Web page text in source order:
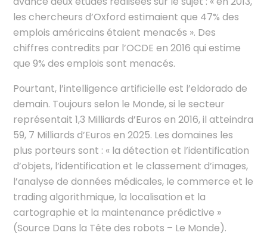
les chercheurs d’Oxford estimaient que 47% des
emplois américains étaient menacés ». Des
chiffres contredits par l’OCDE en 2016 qui estime
que 9% des emplois sont menacés.
Pourtant, l’intelligence artificielle est l’eldorado de
demain. Toujours selon le Monde, si le secteur
représentait 1,3 Milliards d’Euros en 2016, il atteindra
59, 7 Milliards d’Euros en 2025. Les domaines les
plus porteurs sont : « la détection et l’identification
d’objets, l’identification et le classement d’images,
l’analyse de données médicales, le commerce et le
trading algorithmique, la localisation et la
cartographie et la maintenance prédictive »
(Source Dans la Tête des robots – Le Monde).